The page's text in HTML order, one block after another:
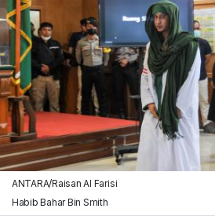
ANTARA/Raisan Al Farisi
Habib Bahar Bin Smith